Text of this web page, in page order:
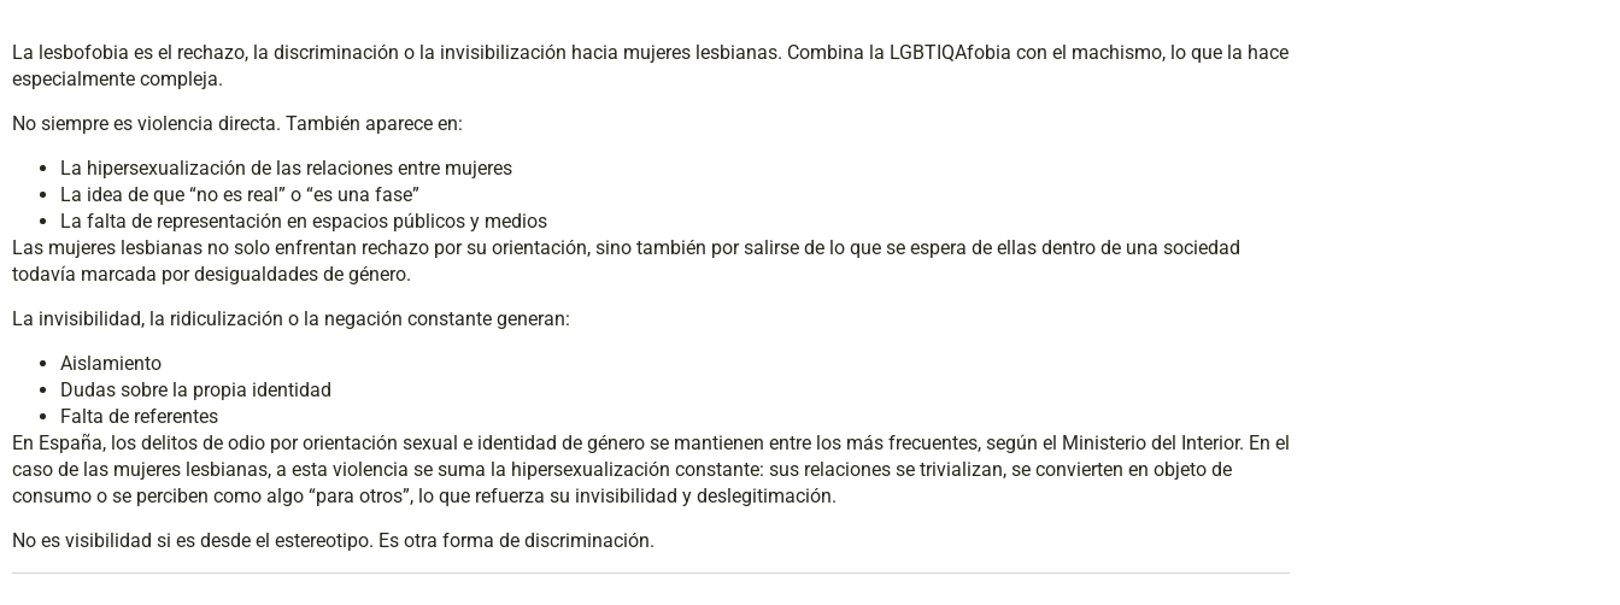
La lesbofobia es el rechazo, la discriminación o la invisibilización hacia mujeres lesbianas. Combina la LGBTIQAfobia con el machismo, lo que la hace
especialmente compleja.
No siempre es violencia directa. También aparece en:
La hipersexualización de las relaciones entre mujeres
La idea de que “no es real” o “es una fase”
La falta de representación en espacios públicos y medios
Las mujeres lesbianas no solo enfrentan rechazo por su orientación, sino también por salirse de lo que se espera de ellas dentro de una sociedad
todavía marcada por desigualdades de género.
La invisibilidad, la ridiculización o la negación constante generan:
Aislamiento
Dudas sobre la propia identidad
Falta de referentes
En España, los delitos de odio por orientación sexual e identidad de género se mantienen entre los más frecuentes, según el Ministerio del Interior. En el
caso de las mujeres lesbianas, a esta violencia se suma la hipersexualización constante: sus relaciones se trivializan, se convierten en objeto de
consumo o se perciben como algo “para otros”, lo que refuerza su invisibilidad y deslegitimación.
No es visibilidad si es desde el estereotipo. Es otra forma de discriminación.